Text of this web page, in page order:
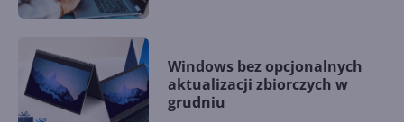
Windows bez opcjonalnych
aktualizacji zbiorczych w
grudniu